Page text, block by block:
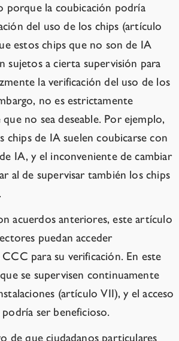
porque la coubicación podría
del uso de los chips (artículo
estos chips que no son de IA
sujetos a cierta supervisión para
la verificación del uso de los
no es estrictamente
no sea deseable. Por ejemplo,
chips de IA suelen coubicarse con
IA, y el inconveniente de cambiar
al de supervisar también los chips
acuerdos anteriores, este artículo
puedan acceder
para su verificación. En este
se supervisen continuamente
(artículo VII), y el acceso
ser beneficioso.
de que ciudadanos particulares